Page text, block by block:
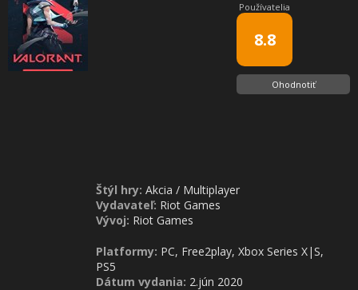
Používatelia
8.8
Ohodnotiť
Štýl hry: Akcia / Multiplayer
Vydavateľ: Riot Games
Vývoj: Riot Games
Platformy: PC, Free2play, Xbox Series X|S,
PS5
Dátum vydania: 2.jún 2020